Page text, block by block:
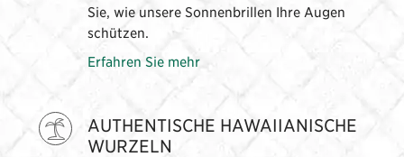
Sie, wie unsere Sonnenbrillen Ihre Augen
schützen.
Erfahren Sie mehr
AUTHENTISCHE HAWAIIANISCHE
WURZELN